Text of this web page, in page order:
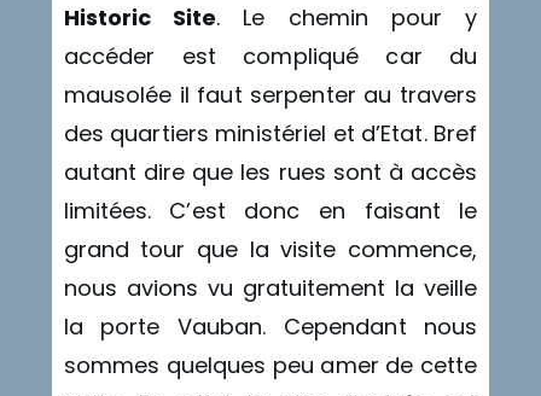
Historic Site. Le chemin pour y
accéder est compliqué car du
mausolée il faut serpenter au travers
des quartiers ministériel et d’Etat. Bref
autant dire que les rues sont à accès
limitées. C’est donc en faisant le
grand tour que la visite commence,
nous avions vu gratuitement la veille
la porte Vauban. Cependant nous
sommes quelques peu amer de cette